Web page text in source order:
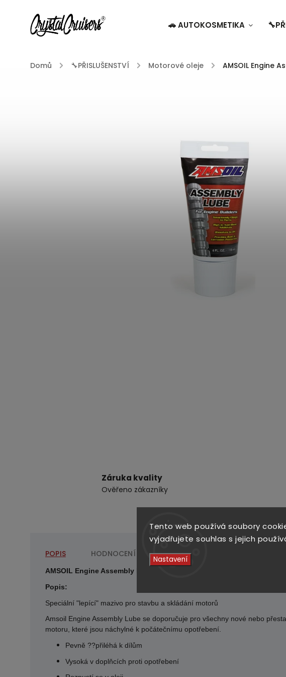
Tento web používá soubory
vyjadřujete souhlas s jejich
Nastavení
🚗 AUTOKOSMETIKA
Domů / 🔧PŘISLUŠENSTVÍ / Motorové oleje / AMSOIL Engine
Záruka kvality
Ověřeno zákazníky
POPIS HODNOCENÍ DISKUZE
AMSOIL Engine Assembly Lube 118 ml – speciální lepící mazivo
Popis:
Speciální "lepící" mazivo pro stavbu a skládání motorů
Amsoil Engine Assembly Lube se doporučuje pro všechny nové nebo
motoru, které jsou náchylné k počátečnímu opotřebení.
Pevně ??přiléhá k dílům
Vysoká v doplňcích proti opotřebení